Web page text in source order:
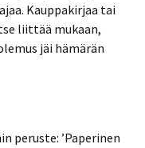
Kauppakirjaa tai
liittää mukaan,
jäi hämärän
peruste: ’Paperinen